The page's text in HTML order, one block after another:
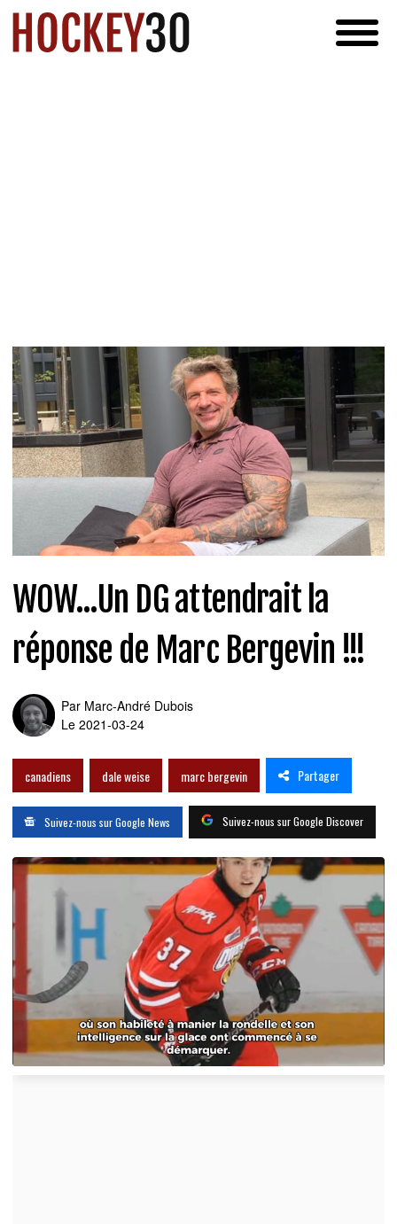
WOW...Un DG attendrait la
réponse de Marc Bergevin !!!
Par Marc-André Dubois
Le 2021-03-24
canadiens dale weise marc bergevin Partager
Suivez-nous sur Google News Suivez-nous sur Google Discover